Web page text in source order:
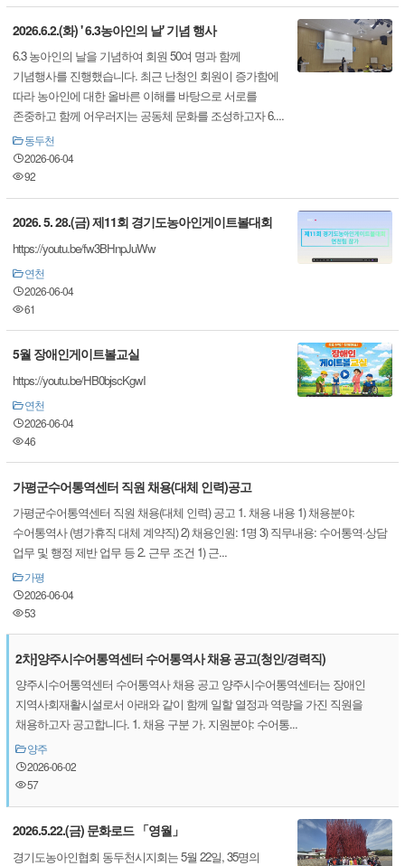
2026.6.2.(화) ' 6.3농아인의 날' 기념 행사
6.3 농아인의 날을 기념하여 회원 50여 명과 함께
기념행사를 진행했습니다. 최근 난청인 회원이 증가함에
따라 농아인에 대한 올바른 이해를 바탕으로 서로를
존중하고 함께 어우러지는 공동체 문화를 조성하고자 6....
동두천
2026-06-04
92
2026. 5. 28.(금) 제11회 경기도농아인게이트볼대회
https://youtu.be/fw3BHnpJuWw
연천
2026-06-04
61
5월 장애인게이트볼교실
https://youtu.be/HB0bjscKgwI
연천
2026-06-04
46
가평군수어통역센터 직원 채용(대체 인력)공고
가평군수어통역센터 직원 채용(대체 인력) 공고 1. 채용 내용 1) 채용분야:
수어통역사 (병가휴직 대체 계약직) 2) 채용인원: 1명 3) 직무내용: 수어통역·상담
업무 및 행정 제반 업무 등 2. 근무 조건 1) 근...
가평
2026-06-04
53
2차]양주시수어통역센터 수어통역사 채용 공고(청인/경력직)
양주시수어통역센터 수어통역사 채용 공고 양주시수어통역센터는 장애인
지역사회재활시설로서 아래와 같이 함께 일할 열정과 역량을 가진 직원을
채용하고자 공고합니다. 1. 채용 구분 가. 지원분야: 수어통...
양주
2026-06-02
57
2026.5.22.(금) 문화로드 「영월」
경기도농아인협회 동두천시지회는 5월 22일, 35명의